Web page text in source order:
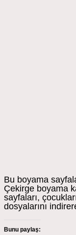
Bu boyama
Çekirge boyama
sayfaları,
dosyalarını
Bunu paylaş: